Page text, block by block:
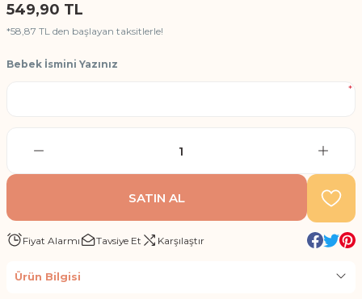
Örtüleri
549,90 TL
*58,87 TL den başlayan taksitlerle!
Bebek İsmini Yazınız
*
SATIN AL
Fiyat Alarmı Tavsiye Et Karşılaştır
Ürün Bilgisi